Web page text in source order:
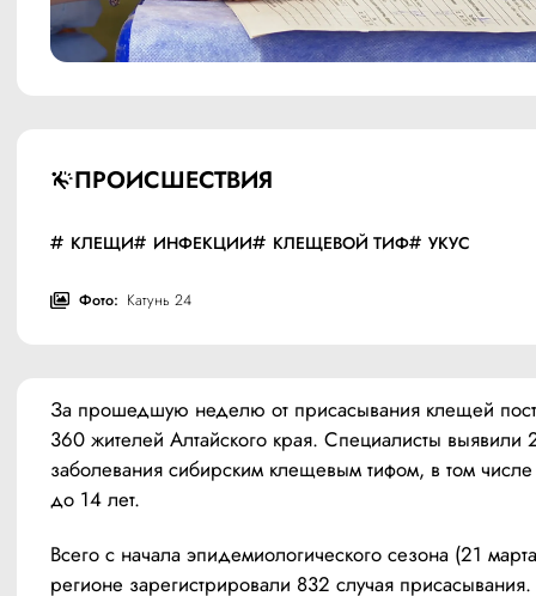
ПРОИСШЕСТВИЯ
КЛЕЩИ ИНФЕКЦИИ КЛЕЩЕВОЙ ТИФ УКУС
Фото: Катунь 24
За прошедшую неделю от присасывания клещей
360 жителей Алтайского края. Специалисты выявили
заболевания сибирским клещевым тифом, в том
до 14 лет.
Всего с начала эпидемиологического сезона (21
регионе зарегистрировали 832 случая